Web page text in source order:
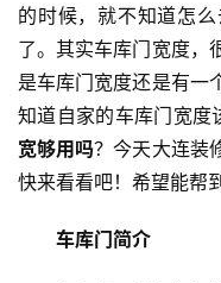
的时候，就不知道怎
了。其实车库门宽度，
是车库门宽度还是有一
知道自家的车库门宽度
宽够用吗？今天大连装
快来看看吧！希望能帮
车库门简介